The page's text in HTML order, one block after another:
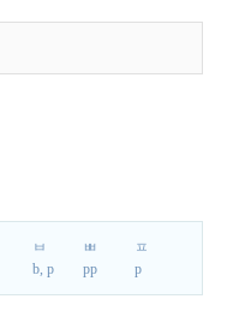
ㅂ
b, p
ㅃ
pp
ㅍ
p